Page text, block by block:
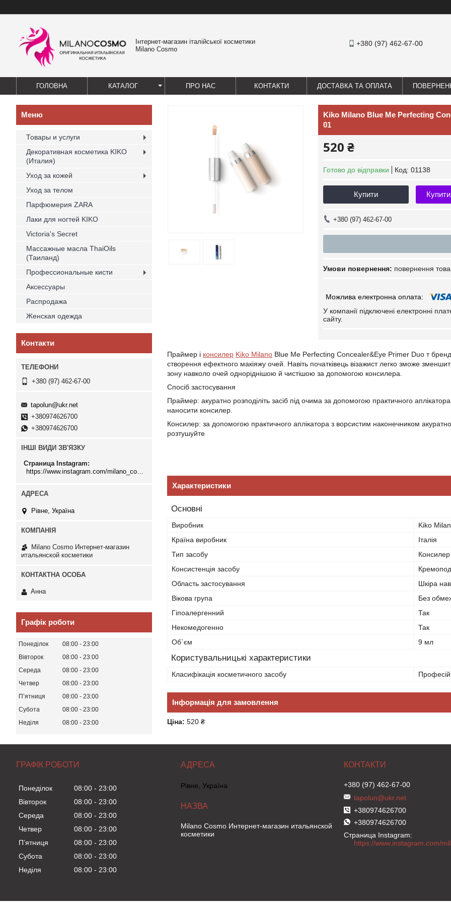
Інтернет-магазин італійської косметики
Milano Cosmo
+380 (97) 462-67-00
ГОЛОВНА КАТАЛОГ ПРО НАС КОНТАКТИ ДОСТАВКА ТА ОПЛАТА
Kiko Milano Blue Me Perfecting
01
520 ₴
Готово до відправки Код: 01138
Купити
+380 (97) 462-67-00
повернення
У компанії підключені електронні
сайту.
Праймер і консилер Kiko Milano Blue Me Perfecting Concealer&Eye Primer Duo т
створення ефектного макіяжу очей. Навіть початківець візажист легко зможе
зону навколо очей одноріднішою й чистішою за допомогою консилера.
Спосіб застосування
Праймер: акуратно розподіліть засіб під очима за допомогою практичного
наносити консилер.
Консилер: за допомогою практичного аплікатора з ворсистим наконечником акуратно
розтушуйте
Характеристики
Основні
Виробник
Kiko
Країна виробник
Італія
Тип засобу
Консилер
Консистенція засобу
Область застосування
Шкіра
Вікова група
Без
Гіпоалергенний
Так
Некомедогенно
Так
Об`єм
9 мл
Користувальницькі характеристики
Класифікація косметичного засобу
Інформація для замовлення
Ціна: 520 ₴
Товары и услуги
Декоративная косметика KIKO
(Италия)
Уход за кожей
Уход за телом
Парфюмерия ZARA
Лаки для ногтей KIKO
Victoria's Secret
Массажные масла ThaiOils
(Таиланд)
Профессиональные кисти
Аксессуары
Распродажа
Женская одежда
Контакти
+380 (97) 462-67-00
tapolun@ukr.net
+380974626700
+380974626700
ІНШІ ВИДИ ЗВ'ЯЗКУ
Страница Instagram
https://www.instagram.com/milano_cosmo/
Рівне, Україна
Milano Cosmo Интернет-магазин
итальянской косметики
Анна
Графік роботи
Понеділок 08:00
23:00
Вівторок
08:00
23:00
Середа
08:00
23:00
Четвер
08:00
23:00
Пʼятниця
08:00
23:00
Субота
08:00
23:00
Неділя
08:00 23:00
ГРАФІК РОБОТИ
Понеділок 08:00
23:00
Вівторок
08:00
23:00
Середа
08:00
23:00
Четвер
08:00
23:00
Пʼятниця
08:00
23:00
Субота
08:00
23:00
Неділя
08:00 23:00
Рівне, Україна
Milano Cosmo Интернет-магазин итальянской
косметики
+380 (97) 462-67-00
tapolun@ukr.net
+380974626700
+380974626700
Страница Instagram
https://www.instagram.com/